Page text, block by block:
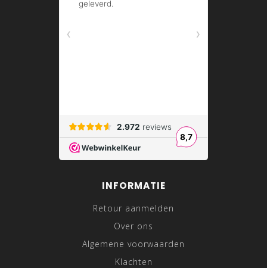
INFORMATIE
Retour aanmelden
Over ons
Algemene voorwaarden
Klachten